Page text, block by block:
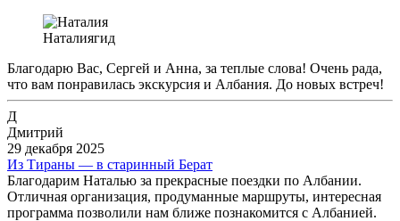
Наталиягид
Благодарю Вас, Сергей и Анна, за теплые слова! Очень рада,
что вам понравилась экскурсия и Албания. До новых встреч!
Д
Дмитрий
29 декабря 2025
Из Тираны — в старинный Берат
Благодарим Наталью за прекрасные поездки по Албании.
Отличная организация, продуманные маршруты, интересная
программа позволили нам ближе познакомится с Албанией.